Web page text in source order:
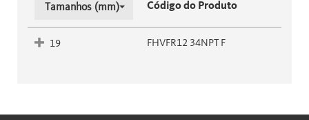
Tamanhos (mm) Código do Produto
19 FHVFR12 34NPT F